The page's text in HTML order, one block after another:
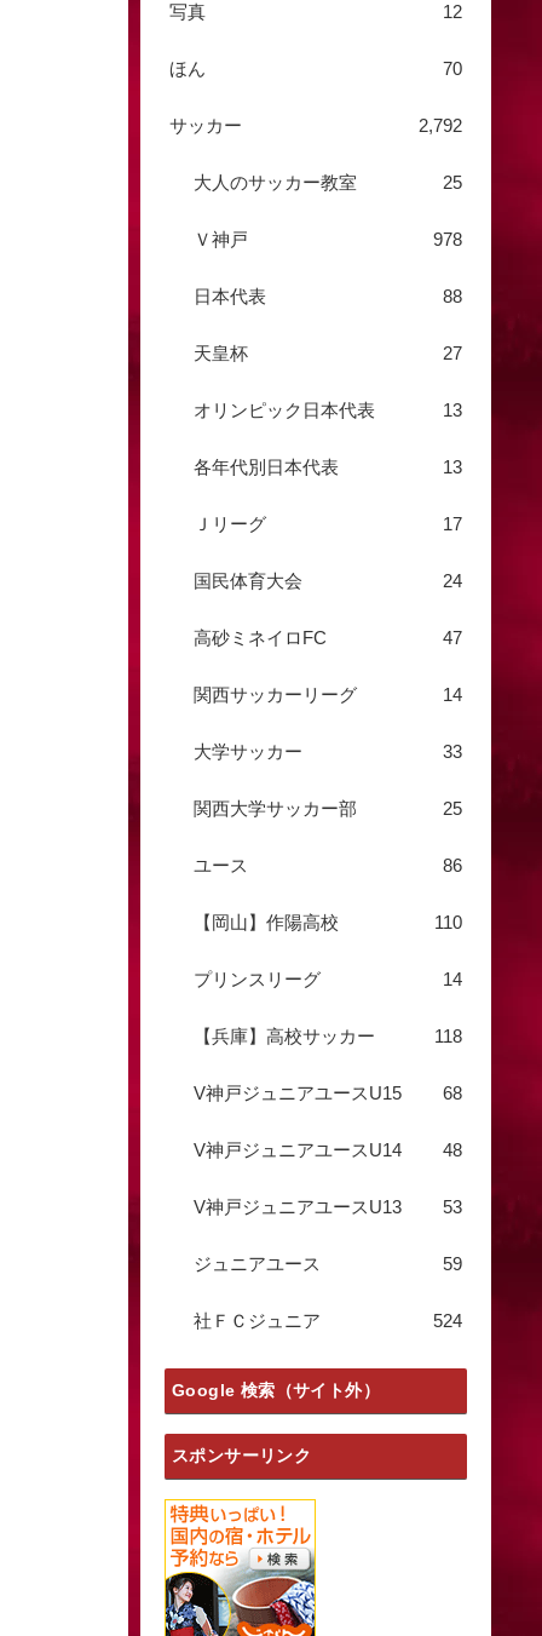
写真 12
ほん 70
サッカー 2,792
大人のサッカー教室 25
Ｖ神戸 978
日本代表 88
天皇杯 27
オリンピック日本代表 13
各年代別日本代表 13
Ｊリーグ 17
国民体育大会 24
高砂ミネイロFC 47
関西サッカーリーグ 14
大学サッカー 33
関西大学サッカー部 25
ユース 86
【岡山】作陽高校 110
プリンスリーグ 14
【兵庫】高校サッカー 118
V神戸ジュニアユースU15 68
V神戸ジュニアユースU14 48
V神戸ジュニアユースU13 53
ジュニアユース 59
社ＦＣジュニア 524
Google 検索（サイト外）
スポンサーリンク